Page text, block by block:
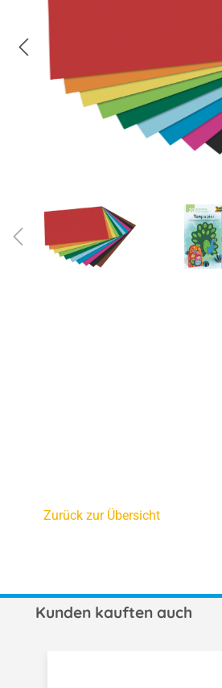
Zurück zur Übersicht
Kunden kauften auch